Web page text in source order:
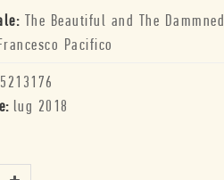
The Beautiful and The Dammned
Pacifico
lug 2018